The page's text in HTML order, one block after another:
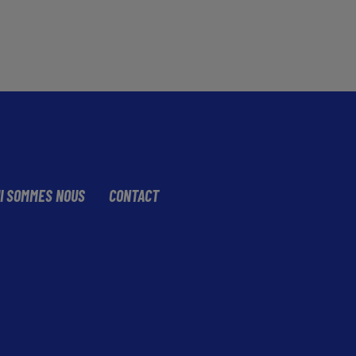
SOMMES NOUS CONTACT